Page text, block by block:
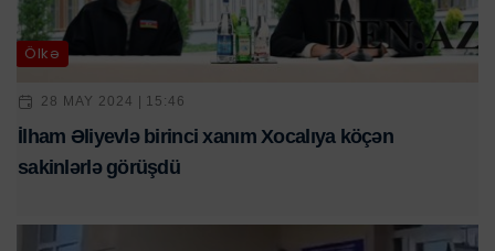
Ölkə
28 MAY 2024 | 15:46
İlham Əliyevlə birinci xanım Xocalıya köçən
sakinlərlə görüşdü